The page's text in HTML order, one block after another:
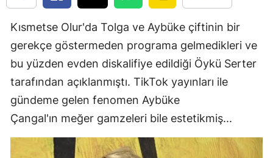
Diyarbakır
Edirne
Erzincan
Erzurum
Kısmetse Olur'da Tolga ve Aybüke çiftinin bir
gerekçe göstermeden programa gelmedikleri ve
bu yüzden evden diskalifiye edildiği Öykü Serter
tarafından açıklanmıştı. TikTok yayınları ile
gündeme gelen fenomen Aybüke
Çangal'ın meğer gamzeleri bile estetikmiş...